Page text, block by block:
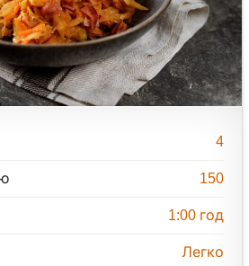
4
150
1:00 год
Легко